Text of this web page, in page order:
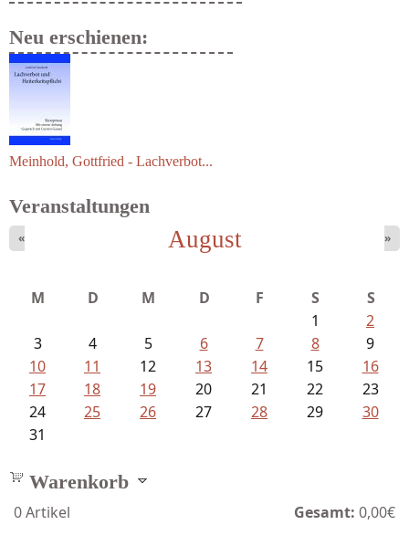
Neu erschienen:
Ein Leben zwischen Drievorden und...
Meinhold, Gottfried - Lachverbot...
Veranstaltungen
August
« »
M D M D F S
S
1
2
3
4 5 6 7 8
9
10
11 12 13 14 15
16
17
18 19 20 21 22
23
24
25 26 27 28 29
30
31
Warenkorb
0Artikel Gesamt: 0,00€